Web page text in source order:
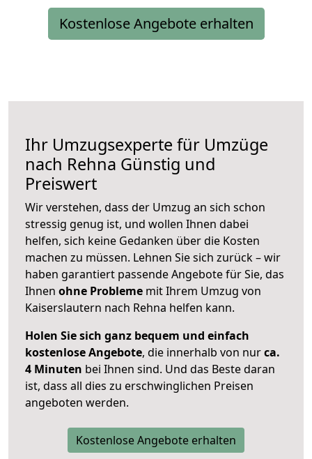
Kostenlose Angebote erhalten
Ihr Umzugsexperte für Umzüge
nach Rehna Günstig und
Preiswert
Wir verstehen, dass der Umzug an sich schon
stressig genug ist, und wollen Ihnen dabei
helfen, sich keine Gedanken über die Kosten
machen zu müssen. Lehnen Sie sich zurück – wir
haben garantiert passende Angebote für Sie, das
Ihnen ohne Probleme mit Ihrem Umzug von
Kaiserslautern nach Rehna helfen kann.
Holen Sie sich ganz bequem und einfach
kostenlose Angebote, die innerhalb von nurca.
4 Minuten bei Ihnen sind. Und das Beste daran
ist, dass all dies zu erschwinglichen Preisen
angeboten werden.
Kostenlose Angebote erhalten